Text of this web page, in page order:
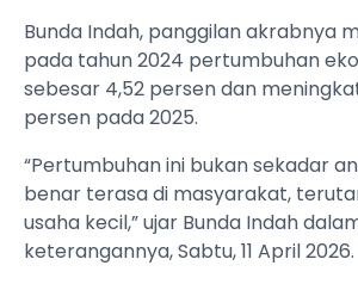
Bunda Indah, panggilan akrabnya
pada tahun 2024 pertumbuhan
sebesar 4,52 persen dan
persen pada 2025.
“Pertumbuhan ini bukan sekadar
benar terasa di masyarakat,
usaha kecil,” ujar Bunda Indah
keterangannya, Sabtu, 11 April 2026.